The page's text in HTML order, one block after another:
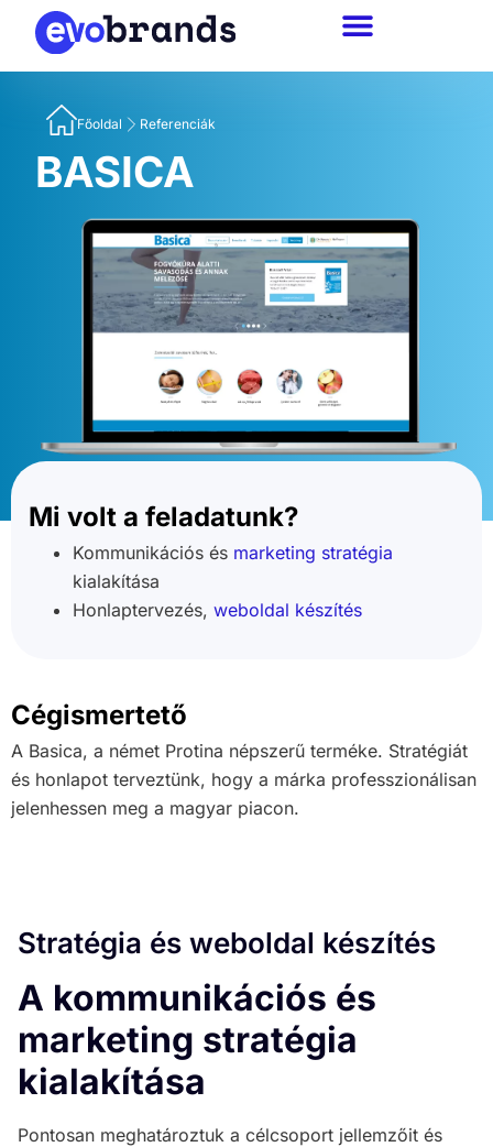
Főoldal Referenciák
BASICA
Mi volt a feladatunk?
Kommunikációs és marketing stratégia
kialakítása
Honlaptervezés, weboldal készítés
Cégismertető
A Basica, a német Protina népszerű terméke. Stratégiát
és honlapot terveztünk, hogy a márka professzionálisan
jelenhessen meg a magyar piacon.
Stratégia és weboldal készítés
A kommunikációs és
marketing stratégia
kialakítása
Pontosan meghatároztuk a célcsoport jellemzőit és